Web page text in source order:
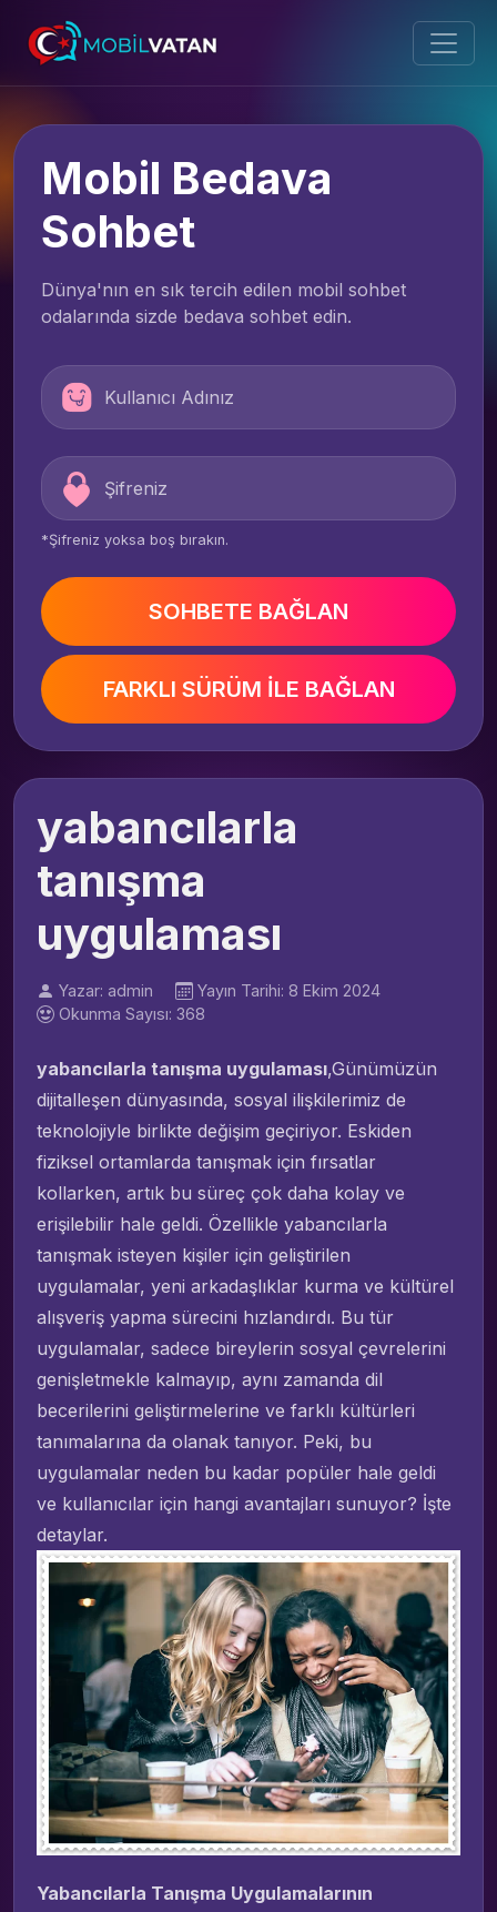
Mobil Bedava
Sohbet
Dünya'nın en sık tercih edilen mobil sohbet
odalarında sizde bedava sohbet edin.
*Şifreniz yoksa boş bırakın.
SOHBETE BAĞLAN
FARKLI SÜRÜM İLE BAĞLAN
yabancılarla
tanışma
uygulaması
Yazar: admin
Yayın Tarihi: 8 Ekim 2024
Okunma Sayısı: 368
yabancılarla tanışma uygulaması,Günümüzün
dijitalleşen dünyasında, sosyal ilişkilerimiz de
teknolojiyle birlikte değişim geçiriyor. Eskiden
fiziksel ortamlarda tanışmak için fırsatlar
kollarken, artık bu süreç çok daha kolay ve
erişilebilir hale geldi. Özellikle yabancılarla
tanışmak isteyen kişiler için geliştirilen
uygulamalar, yeni arkadaşlıklar kurma ve kültürel
alışveriş yapma sürecini hızlandırdı. Bu tür
uygulamalar, sadece bireylerin sosyal çevrelerini
genişletmekle kalmayıp, aynı zamanda dil
becerilerini geliştirmelerine ve farklı kültürleri
tanımalarına da olanak tanıyor. Peki, bu
uygulamalar neden bu kadar popüler hale geldi
ve kullanıcılar için hangi avantajları sunuyor? İşte
detaylar.
Yabancılarla Tanışma Uygulamalarının